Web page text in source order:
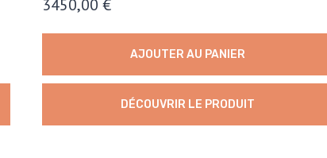
3450,00 €
AJOUTER AU PANIER
DÉCOUVRIR LE PRODUIT